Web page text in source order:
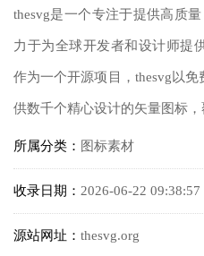
thesvg是一个专注于提供高质
力于为全球开发者和设计师提
作为一个开源项目，thesvg以
供数千个精心设计的矢量图标，
所属分类： 图标素材
收录日期： 2026-06-22 09:38:57
源站网址： thesvg.org